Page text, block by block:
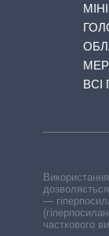
—
часткового